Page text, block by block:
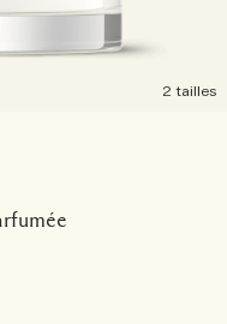
2 tailles